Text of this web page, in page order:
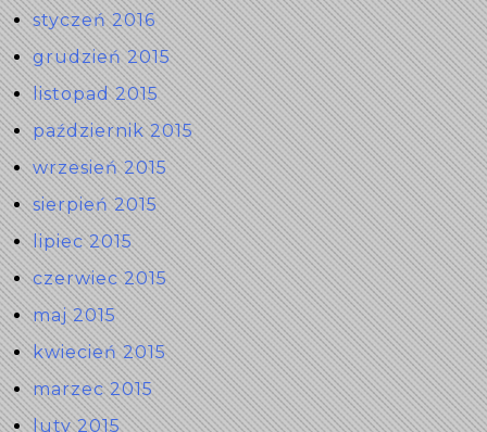
styczeń 2016
grudzień 2015
listopad 2015
październik 2015
wrzesień 2015
sierpień 2015
lipiec 2015
czerwiec 2015
maj 2015
kwiecień 2015
marzec 2015
luty 2015